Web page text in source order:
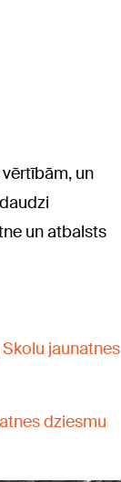
un
un atbalsts
jaunatnes
dziesmu